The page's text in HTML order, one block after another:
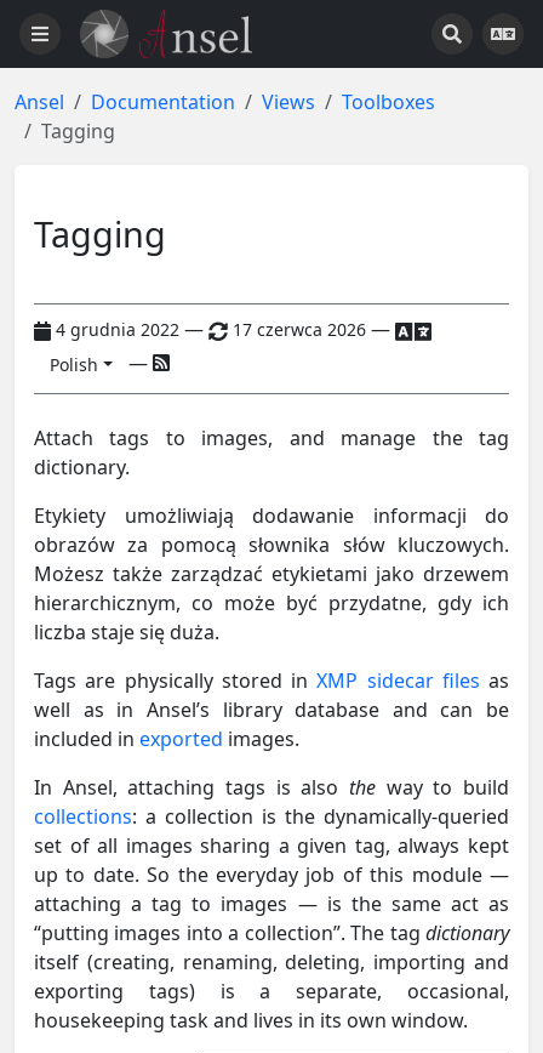
Ansel Documentation Views
Toolboxes
Tagging
Tagging
4 grudnia 2022 — 17 czerwca 2026 —
Polish —
Attach tags to images, and manage the tag
dictionary.
Etykiety umożliwiają dodawanie informacji do
obrazów za pomocą słownika słów kluczowych.
Możesz także zarządzać etykietami jako drzewem
hierarchicznym, co może być przydatne, gdy ich
liczba staje się duża.
Tags are physically stored inXMP sidecar files as
well as in Ansel’s library database and can be
included in exported images.
In Ansel, attaching tags is also the way to build
collections: a collection is the dynamically-queried
set of all images sharing a given tag, always kept
up to date. So the everyday job of this module —
attaching a tag to images — is the same act as
“putting images into a collection”. The tag dictionary
itself (creating, renaming, deleting, importing and
exporting tags) is a separate, occasional,
housekeeping task and lives in its own window.